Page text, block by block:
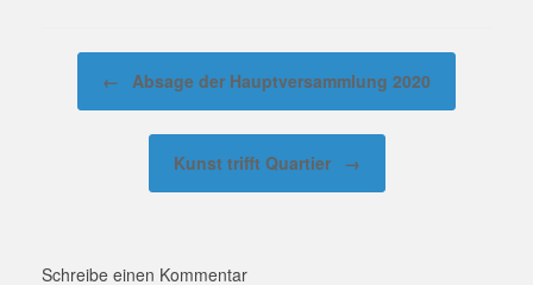
← Absage der Hauptversammlung 2020
Kunst trifft Quartier →
Schreibe einen Kommentar